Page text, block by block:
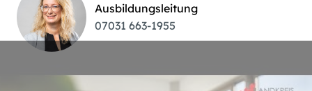
Ausbildungsleitung
07031 663-1955